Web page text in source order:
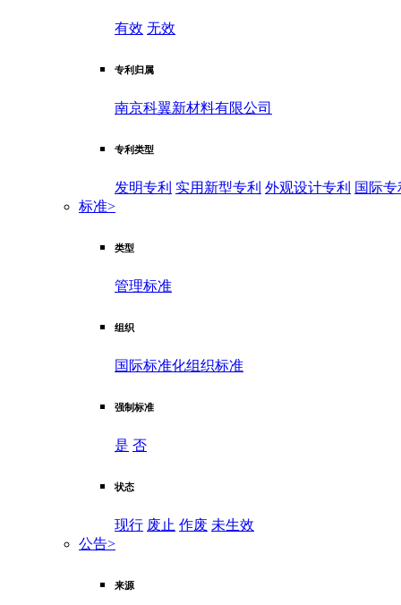
有效 无效
专利归属
南京科翼新材料有限公司
专利类型
发明专利 实用新型专利 外观设计专利 国际专
标准>
类型
管理标准
组织
国际标准化组织标准
强制标准
是 否
状态
现行 废止 作废 未生效
公告>
来源